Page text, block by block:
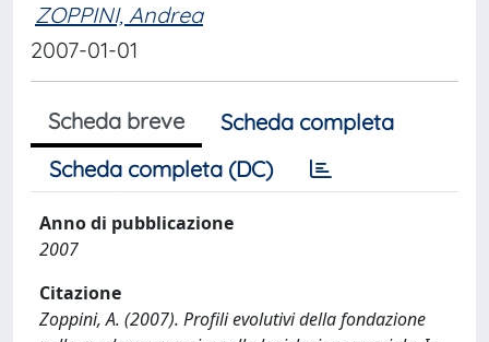
ZOPPINI, Andrea
2007-01-01
Scheda breve
Scheda completa
Scheda completa (DC)
Anno di pubblicazione
2007
Citazione
Zoppini, A. (2007). Profili evolutivi della fondazione